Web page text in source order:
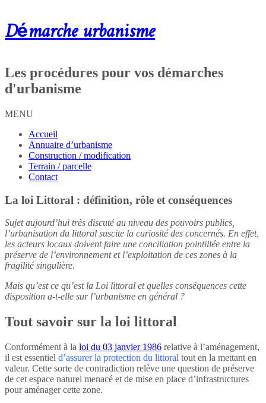
Démarche urbanisme
Les procédures pour vos démarches
d'urbanisme
MENU
Accueil
Annuaire d’urbanisme
Construction / modification
Terrain / parcelle
Contact
La loi Littoral : définition, rôle et conséquences
Sujet aujourd’hui très discuté au niveau des pouvoirs publics,
l’urbanisation du littoral suscite la curiosité des concernés. En effet,
les acteurs locaux doivent faire une conciliation pointillée entre la
préserve de l’environnement et l’exploitation de ces zones à la
fragilité singulière.
Mais qu’est ce qu’est la Loi littoral et quelles conséquences cette
disposition a-t-elle sur l’urbanisme en général ?
Tout savoir sur la loi littoral
Conformément à la loi du 03 janvier 1986 relative à l’aménagement,
il est essentiel d’assurer la protection du littoral tout en la mettant en
valeur. Cette sorte de contradiction relève une question de préserve
de cet espace naturel menacé et de mise en place d’infrastructures
pour aménager cette zone.